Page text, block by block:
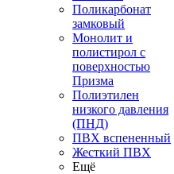
Поликарбонат
замковый
Монолит и
полистирол с
поверхностью
Призма
Полиэтилен
низкого давления
(ПНД)
ПВХ вспененный
Жесткий ПВХ
Ещё